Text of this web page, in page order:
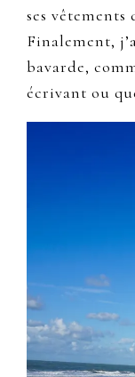
ses
Finalement,
bavarde,
écrivant ou